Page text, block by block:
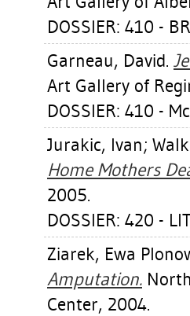
DOSSIER: 410 -
Garneau, David.
Art Gallery of
DOSSIER: 410 -
Jurakic, Ivan;
Home Mothers
2005.
DOSSIER: 420 -
Ziarek, Ewa
Amputation.
Center, 2004.